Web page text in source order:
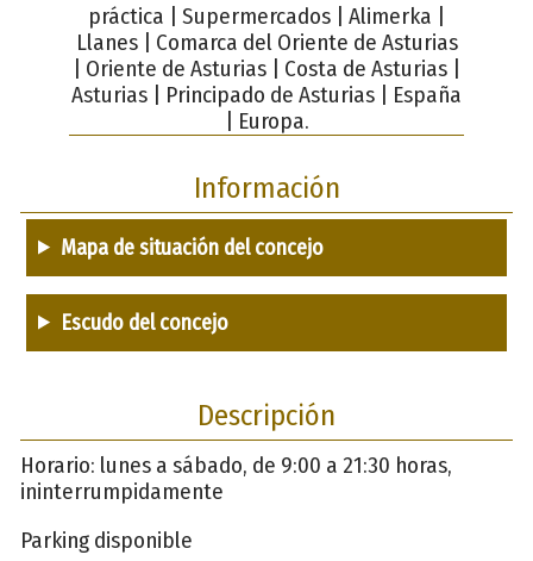
práctica | Supermercados | Alimerka |
Llanes | Comarca del Oriente de Asturias
| Oriente de Asturias | Costa de Asturias |
Asturias | Principado de Asturias | España
| Europa.
Información
Mapa de situación del concejo
Escudo del concejo
Descripción
Horario: lunes a sábado, de 9:00 a 21:30 horas,
ininterrumpidamente
Parking disponible